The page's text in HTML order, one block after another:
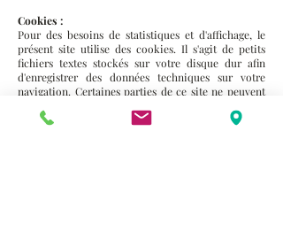
Cookies :
Pour des besoins de statistiques et d'affichage, le
présent site utilise des cookies. Il s'agit de petits
fichiers textes stockés sur votre disque dur afin
d'enregistrer des données techniques sur votre
navigation. Certaines parties de ce site ne peuvent